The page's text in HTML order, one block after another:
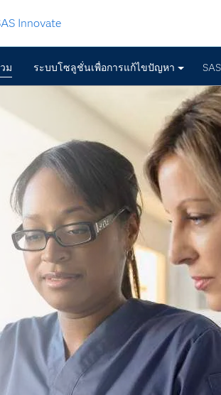
Innovate
ม ระบบโซลูชั่นเพื่อการแก้ไขปัญหา